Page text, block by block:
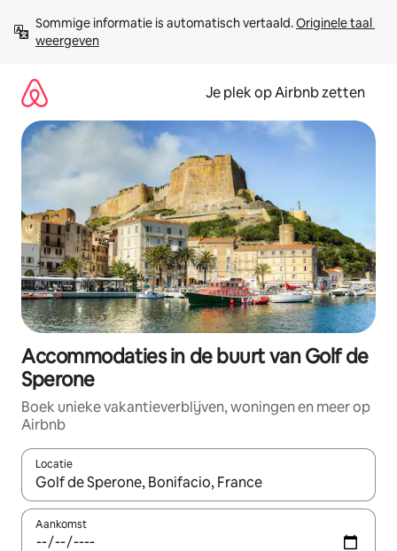
direct
naar
Sommige informatie is automatisch vertaald. Originele taal
weergeven
Je plek op Airbnb zetten
Accommodaties in de buurt van Golf de
Sperone
Boek unieke vakantieverblijven, woningen en meer op
Airbnb
Locatie
Wanneer er resultaten beschikbaar zijn, maak je een keuze
Aankomst